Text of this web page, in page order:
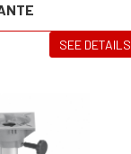
SEE DETAILS